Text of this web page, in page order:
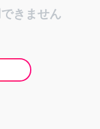
きません